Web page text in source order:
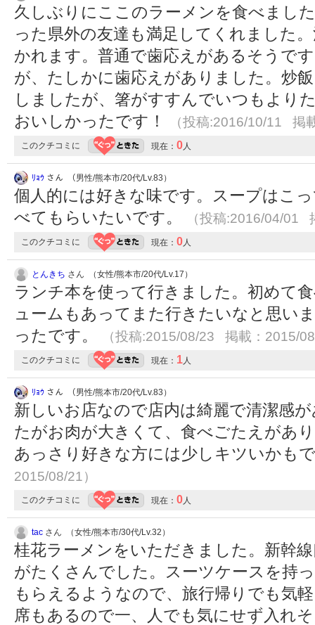
久しぶりにここのラーメンを食べまし
った県外の友達も満足してくれました
かれます。普通で歯応えがあるそうで
が、たしかに歯応えがありました。炒
しましたが、箸がすすんでいつもより
おいしかったです！
（投稿:2016/10/11 掲
このクチコミに 現在： 0 人
ﾘｮｳ さん （男性/熊本市/20代/Lv.83）
個人的には好きな味です。スープはこ
べてもらいたいです。
（投稿:2016/04/01
このクチコミに 現在： 0 人
とんきち さん （女性/熊本市/20代/Lv.17）
ランチ本を使って行きました。初めて
ュームもあってまた行きたいなと思い
ったです。
（投稿:2015/08/23 掲載：2015/
このクチコミに 現在： 1 人
ﾘｮｳ さん （男性/熊本市/20代/Lv.83）
新しいお店なので店内は綺麗で清潔感
たがお肉が大きくて、食べごたえがあ
あっさり好きな方には少しキツいかも
2015/08/21）
このクチコミに 現在： 0 人
tac さん （女性/熊本市/30代/Lv.32）
桂花ラーメンをいただきました。新幹
がたくさんでした。スーツケースを持
もらえるようなので、旅行帰りでも気
席もあるので一、人でも気にせず入れ